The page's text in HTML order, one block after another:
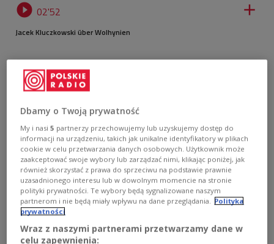
 02'52 
Jacek Kluczkowski über Wolhynien
A cemetery in what was once the Polish village of Puźniki, now Puzhnyky in
western Ukraine. Photo: PAP/Wojtek Jargiło
Dbamy o Twoją prywatność
My i nasi5 partnerzy przechowujemy lub uzyskujemy dostęp do
informacji na urządzeniu, takich jak unikalne identyfikatory w plikach
cookie w celu przetwarzania danych osobowych. Użytkownik może
zaakceptować swoje wybory lub zarządzać nimi, klikając poniżej, jak
również skorzystać z prawa do sprzeciwu na podstawie prawnie
uzasadnionego interesu lub w dowolnym momencie na stronie
polityki prywatności. Te wybory będą sygnalizowane naszym
partnerom i nie będą miały wpływu na dane przeglądania. Polityka
prywatności
Wraz z naszymi partnerami przetwarzamy dane w
celu zapewnienia: